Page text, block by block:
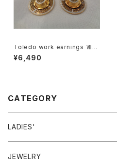
Toledo work earnings Ⅶ
"Fan & Hat" トレドワーク イヤ
リング Ⅶ "扇 & 帽子"
¥6,490
CATEGORY
LADIES'
VINTAGE
JEWELRY